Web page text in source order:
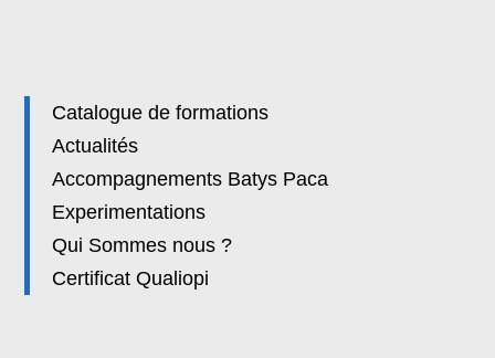
Catalogue de formations
Actualités
Accompagnements Batys Paca
Experimentations
Qui Sommes nous ?
Certificat Qualiopi